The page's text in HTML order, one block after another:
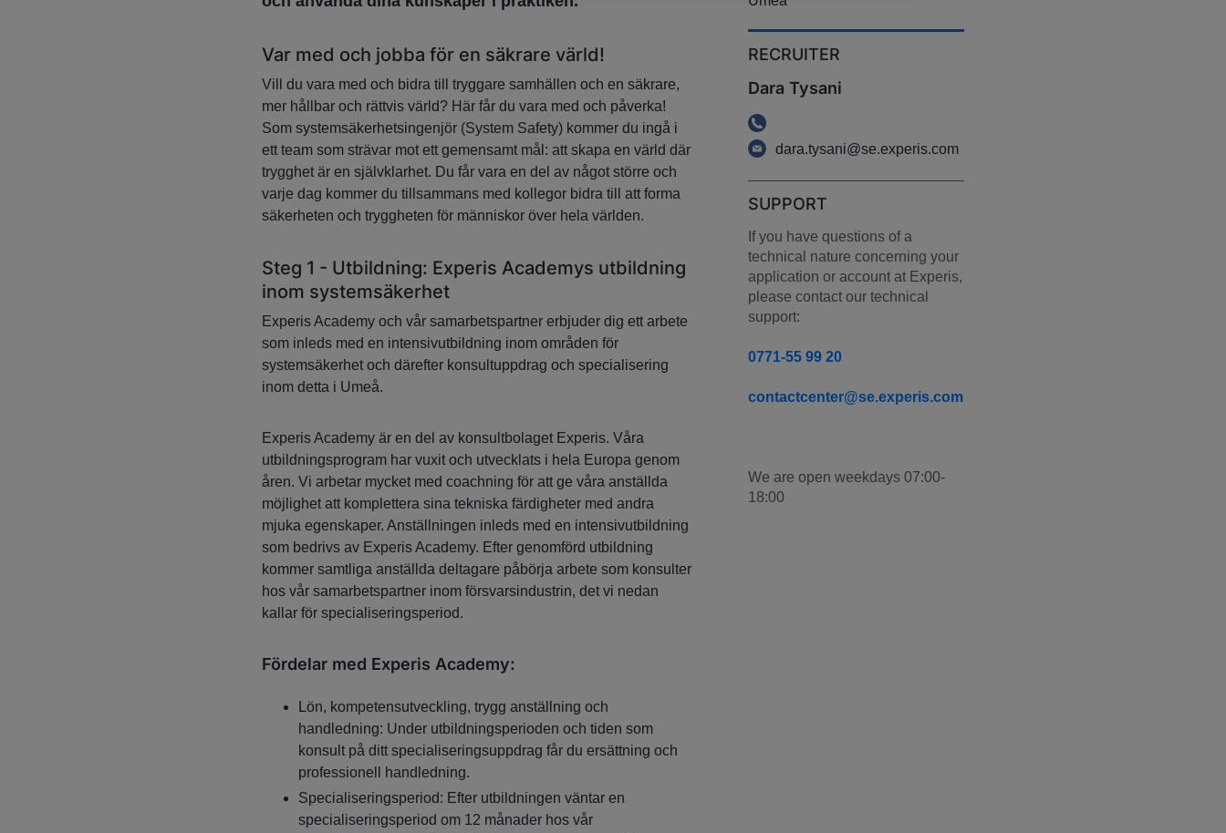
Var med och jobba för en säkrare värld!
Vill du vara med och bidra till tryggare samhällen och en säkrare,
mer hållbar och rättvis värld? Här får du vara med och påverka!
Som systemsäkerhetsingenjör (System Safety) kommer du ingå i
ett team som strävar mot ett gemensamt mål: att skapa en värld där
trygghet är en självklarhet. Du får vara en del av något större och
varje dag kommer du tillsammans med kollegor bidra till att forma
säkerheten och tryggheten för människor över hela världen.
Steg 1 - Utbildning: Experis Academys utbildning
inom systemsäkerhet
Experis Academy och vår samarbetspartner erbjuder dig ett arbete
som inleds med en intensivutbildning inom områden för
systemsäkerhet och därefter konsultuppdrag och specialisering
inom detta i Umeå.
Experis Academy är en del av konsultbolaget Experis. Våra
utbildningsprogram har vuxit och utvecklats i hela Europa genom
åren. Vi arbetar mycket med coachning för att ge våra anställda
möjlighet att komplettera sina tekniska färdigheter med andra
mjuka egenskaper. Anställningen inleds med en intensivutbildning
som bedrivs av Experis Academy. Efter genomförd utbildning
kommer samtliga anställda deltagare påbörja arbete som konsulter
hos vår samarbetspartner inom försvarsindustrin, det vi nedan
kallar för specialiseringsperiod.
Fördelar med Experis Academy:
Lön, kompetensutveckling, trygg anställning och
handledning: Under utbildningsperioden och tiden som
konsult på ditt specialiseringsuppdrag får du ersättning och
professionell handledning.
Specialiseringsperiod: Efter utbildningen väntar en
specialiseringsperiod om 12 månader hos vår
RECRUITER
Dara Tysani
dara.tysani@se.experis.com
SUPPORT
If you have questions of a
technical nature concerning your
application or account at Experis,
please contact our technical
support:
0771-55 99 20
contactcenter@se.experis.com
We are open weekdays 07:00-
18:00